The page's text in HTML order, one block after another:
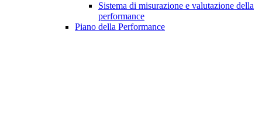
Sistema di misurazione e valutazione della
performance
Piano della Performance